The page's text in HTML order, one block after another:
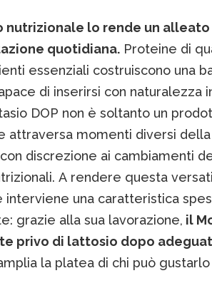
nutrizionale lo rende un
quotidiana.Proteine di
essenziali costruiscono una
di inserirsi con naturalezza
DOP non è soltanto un
attraversa momenti diversi
discrezione ai cambiamenti
A rendere questa
interviene una caratteristica
grazie alla sua lavorazione, il
privo di lattosio dopo
la platea di chi può